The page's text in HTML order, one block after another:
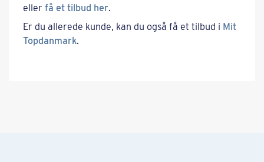
eller få et tilbud her.
Er du allerede kunde, kan du også få et tilbud i Mit
Topdanmark.